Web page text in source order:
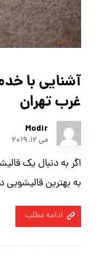
آشنایی با
غرب تهران
Modir
می ۱۲, ۲۰۱۹
اگر به دنبال یک
به بهترین قالیشویی
ادامه مطلب